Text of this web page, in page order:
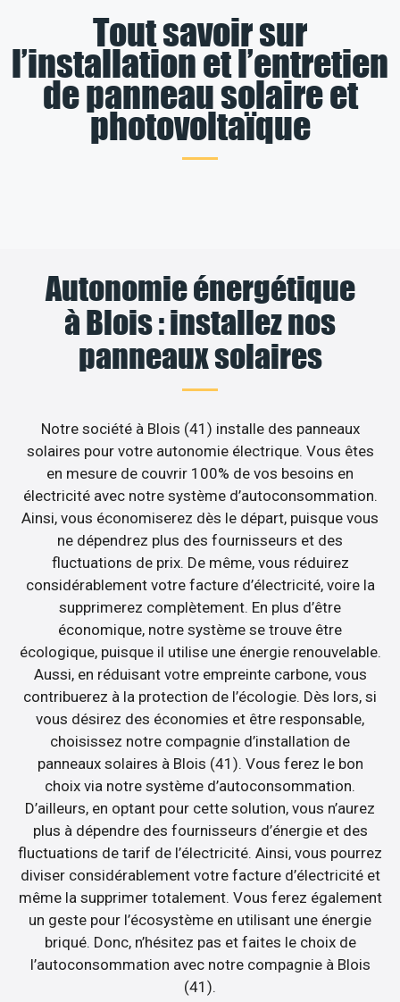
Tout savoir sur
l’installation et l’entretien
de panneau solaire et
photovoltaïque
Autonomie énergétique
à Blois : installez nos
panneaux solaires
Notre société à Blois (41) installe des panneaux
solaires pour votre autonomie électrique. Vous êtes
en mesure de couvrir 100% de vos besoins en
électricité avec notre système d’autoconsommation.
Ainsi, vous économiserez dès le départ, puisque vous
ne dépendrez plus des fournisseurs et des
fluctuations de prix. De même, vous réduirez
considérablement votre facture d’électricité, voire la
supprimerez complètement. En plus d’être
économique, notre système se trouve être
écologique, puisque il utilise une énergie renouvelable.
Aussi, en réduisant votre empreinte carbone, vous
contribuerez à la protection de l’écologie. Dès lors, si
vous désirez des économies et être responsable,
choisissez notre compagnie d’installation de
panneaux solaires à Blois (41). Vous ferez le bon
choix via notre système d’autoconsommation.
D’ailleurs, en optant pour cette solution, vous n’aurez
plus à dépendre des fournisseurs d’énergie et des
fluctuations de tarif de l’électricité. Ainsi, vous pourrez
diviser considérablement votre facture d’électricité et
même la supprimer totalement. Vous ferez également
un geste pour l’écosystème en utilisant une énergie
briqué. Donc, n’hésitez pas et faites le choix de
l’autoconsommation avec notre compagnie à Blois
(41).